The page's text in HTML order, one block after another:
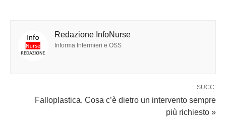
Redazione InfoNurse
Informa Infermieri e OSS
SUCC.
Falloplastica. Cosa c’è dietro un intervento sempre
più richiesto »